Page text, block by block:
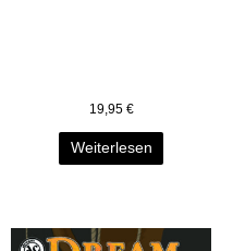
19,95 €
Weiterlesen